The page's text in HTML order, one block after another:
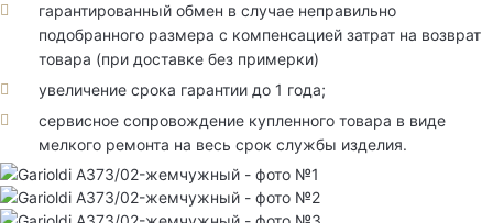
гарантированный обмен в случае неправильно
подобранного размера с компенсацией затрат на возврат
товара (при доставке без примерки)
увеличение срока гарантии до 1 года;
сервисное сопровождение купленного товара в виде
мелкого ремонта на весь срок службы изделия.